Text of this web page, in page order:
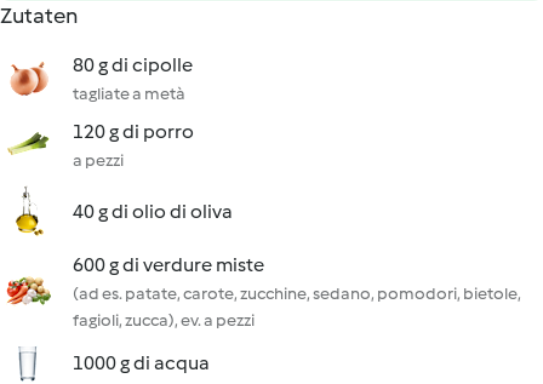
Zutaten
80 g di cipolle
tagliate a metà
120 g di porro
a pezzi
40 g di olio di oliva
600 g di verdure miste
(ad es. patate, carote, zucchine, sedano, pomodori, bietole,
fagioli, zucca), ev. a pezzi
1000 g di acqua